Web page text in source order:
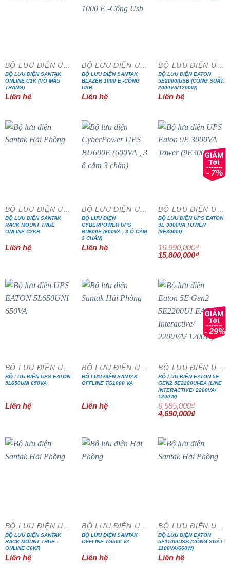
BỘ LƯU ĐIỆN UPS
BỘ LƯU ĐIỆN SANTAK
ONLINE C1K (VỎ MẦU
TRẮNG)
Liên hệ
BỘ LƯU ĐIỆN UPS
BỘ LƯU ĐIỆN SANTAK
BLAZER 1000 E -CỔNG
USB
Liên hệ
BỘ LƯU ĐIỆN UPS
BỘ LƯU ĐIỆN EATON
5E2000IUSB (CÔNG SUẤT:
2000VA/1200W)
Liên hệ
BỘ LƯU ĐIỆN UPS
BỘ LƯU ĐIỆN SANTAK
RACK MOUNT TRUE
ONLINE C2KR
Liên hệ
BỘ LƯU ĐIỆN UPS
BỘ LƯU ĐIỆN
CYBERPOWER UPS
BU600E (600VA , 3 Ổ CẮM
3 CHÂN)
Liên hệ
- 7%
BỘ LƯU ĐIỆN UPS
BỘ LƯU ĐIỆN UPS EATON
9E 3000VA TOWER
(9E3000I)
16,990,000₫
Giá
gốc
15,800,000₫Giá
BỘ LƯU ĐIỆN UPS
BỘ LƯU ĐIỆN UPS EATON
5L650UNI 650VA
Liên hệ
BỘ LƯU ĐIỆN UPS
BỘ LƯU ĐIỆN SANTAK
OFFLINE TG1000 VA
Liên hệ
- 29%
BỘ LƯU ĐIỆN UPS
BỘ LƯU ĐIỆN EATON 5E
GEN2 5E2200UI-EA (LINE
INTERACTIVE/ 2200VA/
1200W)
6,585,000₫
Giá
gốc
4,690,000₫Giá
BỘ LƯU ĐIỆN UPS
BỘ LƯU ĐIỆN SANTAK
RACK MOUNT TRUE -
ONLINE C6KR
Liên hệ
BỘ LƯU ĐIỆN UPS
BỘ LƯU ĐIỆN SANTAK
OFFLINE TG500 VA
Liên hệ
BỘ LƯU ĐIỆN UPS
BỘ LƯU ĐIỆN EATON
5E1100IUSB (CÔNG SUẤT:
1100VA/660W)
Liên hệ